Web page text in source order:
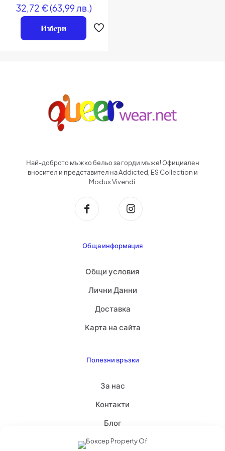
Оценено
на
от
32,72 €(63,99 лв.)
Избери
Най-доброто мъжко бельо за горди мъже! Официален
вносител и представител на Addicted, ES Collection и
Modus Vivendi.
Обща информация
Общи условия
Лични Данни
Доставка
Карта на сайта
Полезни връзки
За нас
Контакти
Блог
Помощ при избор на бельо